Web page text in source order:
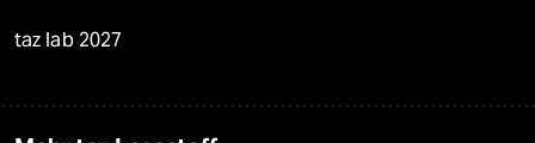
taz lab 2027